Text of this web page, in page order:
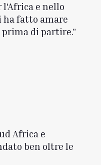
l'Africa e nello
ha fatto amare
prima di partire.
Africa e
ben oltre le